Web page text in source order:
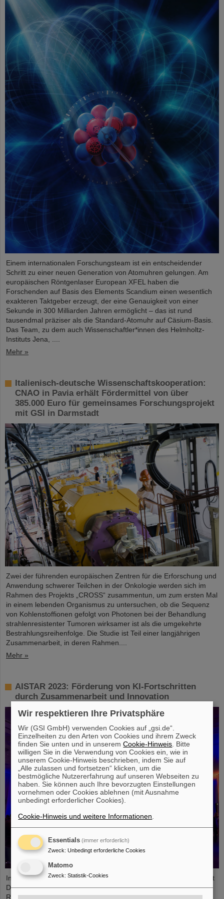
Einem internationalen Forschungsteam ist ein entscheidender
Schritt zu einer neuen Generation von Atomuhren gelungen. Am
europäischen Röntgenlaser European XFEL haben die
Forschenden auf Basis des Elements Scandium einen wesentlich
exakteren Taktgeber erzeugt, der eine Genauigkeit von einer
Sekunde in 300 Milliarden Jahren ermöglicht – das ist rund
tausendmal präziser als die Standard-Atomuhr auf Cäsium-Basis.
Das Team, zu dem auch Wissenschaftler*innen des Helmholtz-
Instituts Jena, ....
Mehr »
Italienisch-deutsche Wissenschaftskooperation:
CNAO in Pavia erhält Fördermittel von über
385.000 Euro für gemeinsames Forschungsprojekt
mit GSI in Darmstadt
Zwei der führenden europäischen Zentren für die Erforschung und
Anwendung schwerer Teilchen in der Onkologie werden sich im
Rahmen des Projekts „CROSS“ zusammentun, um zum ersten Mal
in einem lebenden Organismus zu untersuchen, ob die Sequenz
von Kohlenstoffionen gefolgt von Photonen bei der Behandlung
strahlenresistenter Tumoren wirksamer ist als die umgekehrte
Bestrahlungsreihenfolge. Die Studie ist Teil einer langjährigen
Zusammenarbeit, in deren Rahmen....
Mehr »
AISTAR 2023: Förderung von KI-Fortschritten
durch Zusammenarbeit und Innovation
In Zusammenarbeit mit GSI/FAIR und der Technischen Universität
Darmstadt veranstaltete das Europäische
Raumfahrtkontrollzentrum (ESOC) kürzlich zum zweiten Mal das
Wir respektieren Ihre Privatsphäre
Wir (GSI GmbH) verwenden Cookies auf „gsi.de“.
Einzelheiten zu den Arten von Cookies und ihrem Zweck
finden Sie unten und in unseremCookie-Hinweis . Bitte
willigen Sie in die Verwendung von Cookies ein, wie in
unserem Cookie-Hinweis beschrieben, indem Sie auf
„Alle zulassen und fortsetzen“ klicken, um die
bestmögliche Nutzererfahrung auf unseren Webseiten zu
haben. Sie können auch Ihre bevorzugten Einstellungen
vornehmen oder Cookies ablehnen (mit Ausnahme
unbedingt erforderlicher Cookies).
Cookie-Hinweis und weitere Informationen
Essentials (immer erforderlich)
Zweck: Unbedingt erforderliche Cookies
Matomo
Zweck: Statistik-Cookies